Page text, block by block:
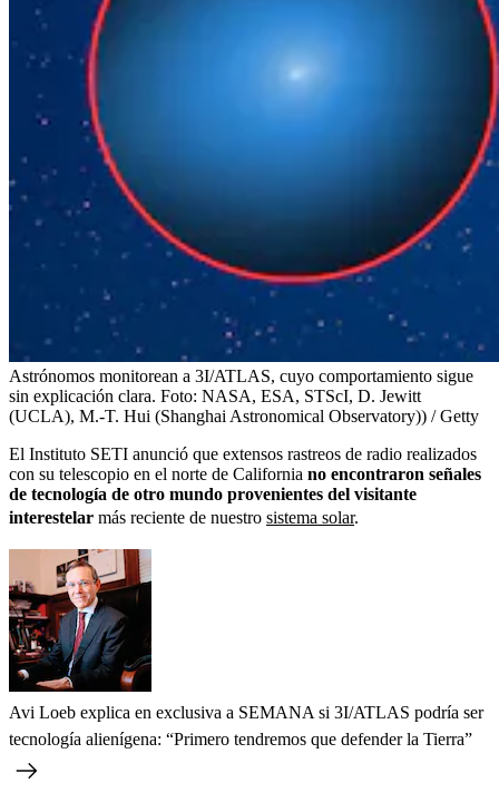
Astrónomos monitorean a 3I/ATLAS, cuyo comportamiento sigue
sin explicación clara. Foto: NASA, ESA, STScI, D. Jewitt
(UCLA), M.-T. Hui (Shanghai Astronomical Observatory)) / Getty
El Instituto SETI anunció que extensos rastreos de radio realizados
con su telescopio en el norte de California no encontraron señales
de tecnología de otro mundo provenientes del visitante
interestelar más reciente de nuestro sistema solar.
Avi Loeb explica en exclusiva a SEMANA si 3I/ATLAS podría ser
tecnología alienígena: “Primero tendremos que defender la Tierra”